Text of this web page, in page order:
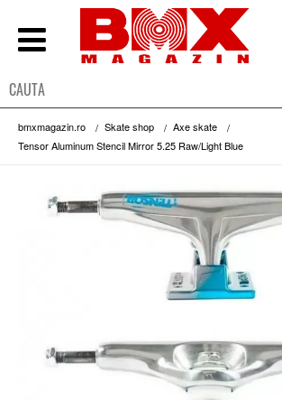
bmxmagazin.ro Skate shop
Axe skate
Tensor Aluminum Stencil Mirror 5.25 Raw/Light Blue